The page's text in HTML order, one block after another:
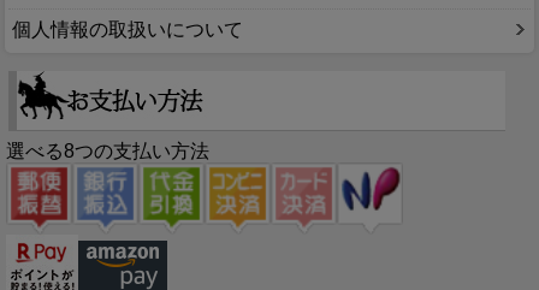
個人情報の取扱いについて
選べる8つの支払い方法